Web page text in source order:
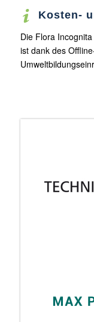
Kosten-
Die Flora
ist dank des